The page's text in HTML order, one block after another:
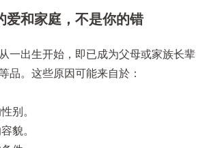
爱和家庭，不是你的错
一出生开始，即已成为父母或家族长辈
品。这些原因可能来自於：
别。
貌。